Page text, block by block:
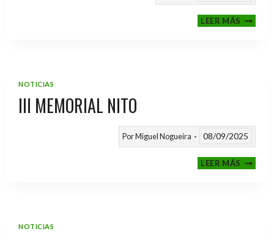
LEER MÁS
NOTICIAS
III MEMORIAL NITO
PorMiguel Nogueira 08/09/2025
LEER MÁSIII
NOTICIAS